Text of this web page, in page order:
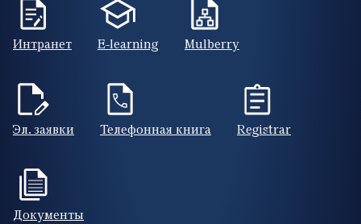
Интранет E-learning Mulberry
Эл. заявки Телефонная книга Registrar
Документы